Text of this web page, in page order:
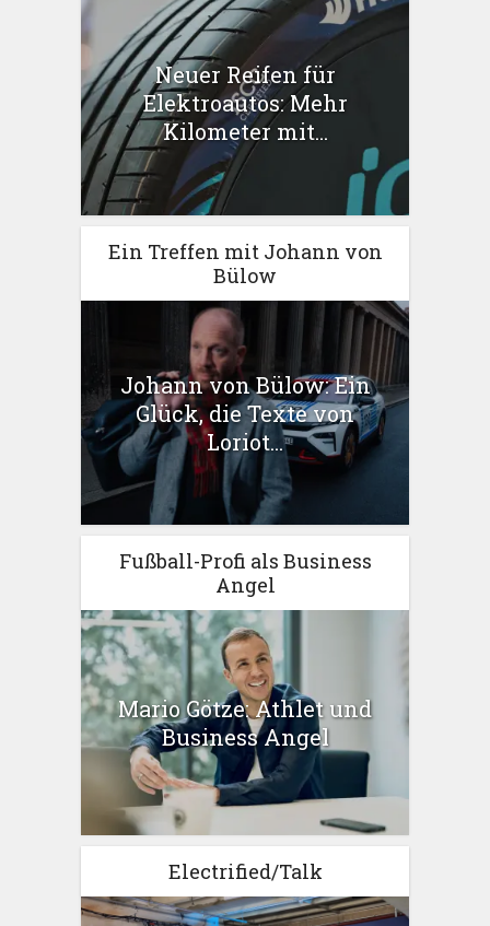
Neuer Reifen für
Elektroautos: Mehr
Kilometer mit...
Ein Treffen mit Johann von
Bülow
Johann von Bülow: Ein
Glück, die Texte von
Loriot...
Fußball-Profi als Business
Angel
Mario Götze: Athlet und
Business Angel
Electrified/Talk